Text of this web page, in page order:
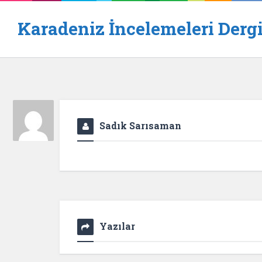
Karadeniz İncelemeleri
Sadık Sarısaman
Yazılar